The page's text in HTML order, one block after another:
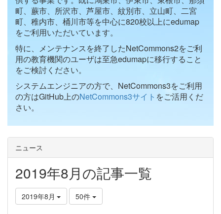
町、蕨市、所沢市、芦屋市、紋別市、立山町、二宮
町、稚内市、桶川市等を中心に820校以上にedumap
をご利用いただいています。
特に、メンテナンスを終了したNetCommons2をご利
用の教育機関のユーザは至急edumapに移行すること
をご検討ください。
システムエンジニアの方で、NetCommons3をご利用
の方はGitHub上のNetCommons3サイト をご活用くだ
さい。
ニュース
2019年8月の記事一覧
2019年8月 50件